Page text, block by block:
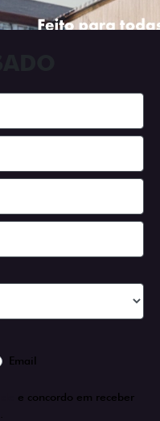
Email
e concordo em receber